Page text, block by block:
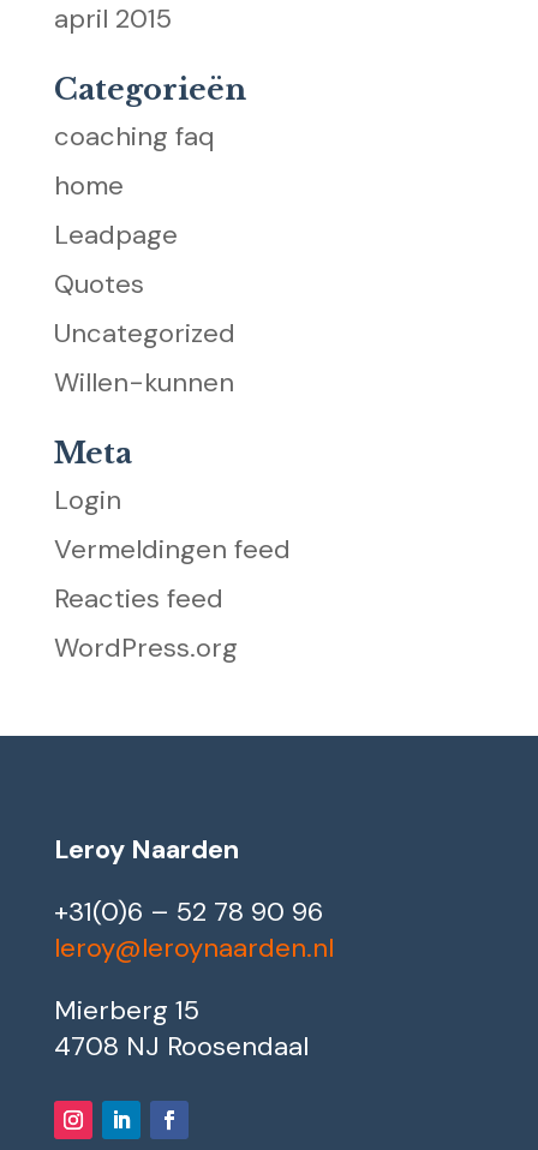
april 2015
Categorieën
coaching faq
home
Leadpage
Quotes
Uncategorized
Willen-kunnen
Meta
Login
Vermeldingen feed
Reacties feed
WordPress.org
Leroy Naarden
+31(0)6 – 52 78 90 96
leroy@leroynaarden.nl
Mierberg 15
4708 NJ Roosendaal